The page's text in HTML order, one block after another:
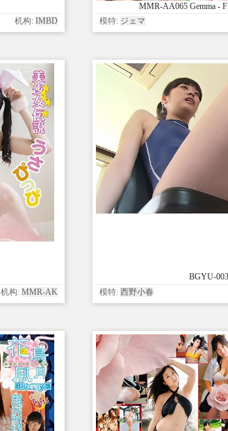
机构: IMBD
MMR-AA065 Gemma -
模特: ジェマ
机构: MMR-AK
BGYU-
模特: 西野小春